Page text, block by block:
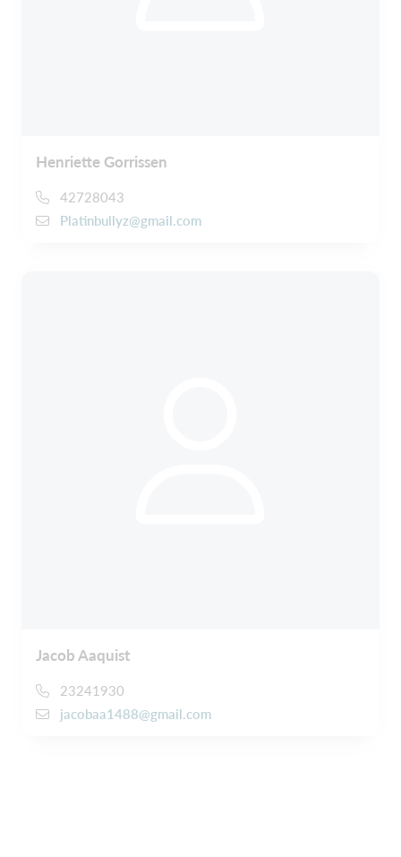
Henriette Gorrissen
42728043
Platinbullyz@gmail.com
Jacob Aaquist
23241930
jacobaa1488@gmail.com